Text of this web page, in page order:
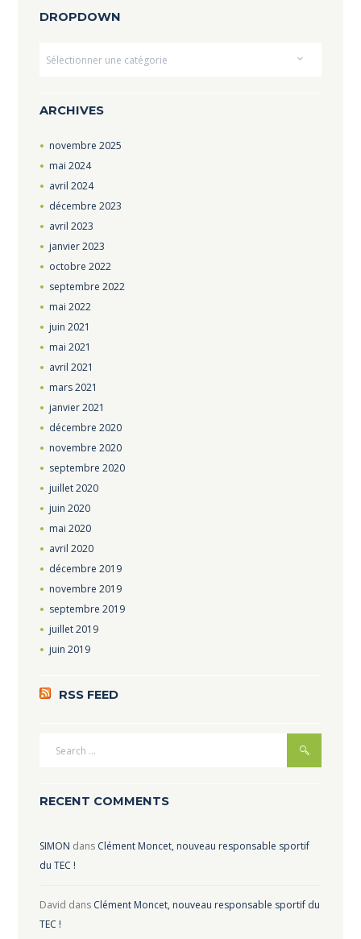
DROPDOWN
ARCHIVES
novembre 2025
mai 2024
avril 2024
décembre 2023
avril 2023
janvier2023
octobre 2022
septembre 2022
mai 2022
juin 2021
mai 2021
avril 2021
mars2021
janvier2021
décembre 2020
novembre 2020
septembre 2020
juillet2020
juin 2020
mai 2020
avril 2020
décembre 2019
novembre 2019
septembre 2019
juillet2019
juin 2019
RSS FEED
RECENT COMMENTS
SIMON dans Clément Moncet, nouveau responsable sportif
du TEC !
David dans Clément Moncet, nouveau responsable sportif du
TEC !